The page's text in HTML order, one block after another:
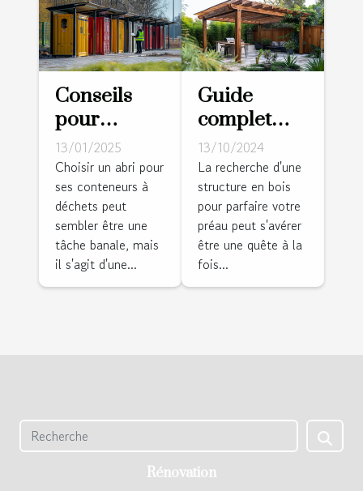
Conseils
pour
choisir le
meilleur
abri pour
vos
conteneurs
à déchets
13/01/2025
Choisir un abri pour
ses conteneurs à
déchets peut
sembler être une
tâche banale, mais
il s'agit d'une...
Guide
complet
pour
choisir la
meilleure
structure
en bois
pour votre
préau
13/10/2024
La recherche d'une
structure en bois
pour parfaire votre
préau peut s'avérer
être une quête à la
fois...
Rénovation